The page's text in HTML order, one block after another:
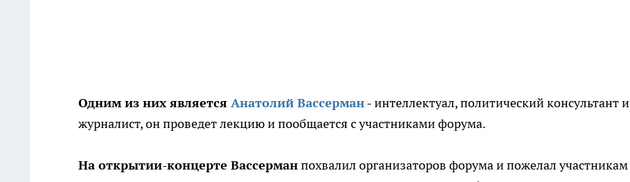
Одним из них является Анатолий Вассерман- интеллектуал, политический консультант и
журналист, он проведет лекцию и пообщается с участниками форума.
На открытии-концерте Вассерманпохвалил организаторов форума и пожелал участникам